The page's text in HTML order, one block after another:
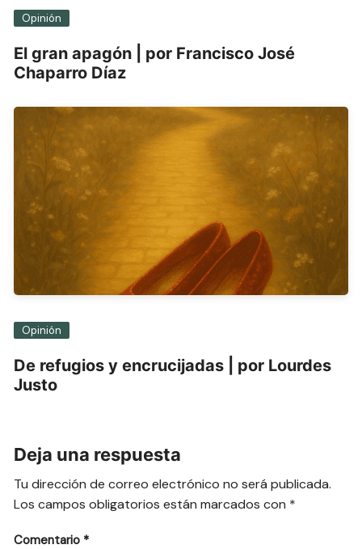
Opinión
El gran apagón | por Francisco José
Chaparro Díaz
Opinión
De refugios y encrucijadas | por Lourdes
Justo
Deja una respuesta
Tu dirección de correo electrónico no será publicada.
Los campos obligatorios están marcados con *
Comentario *